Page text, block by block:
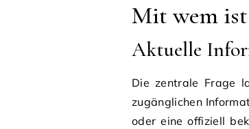
Mit wem
Aktuelle
Die zentrale Frage
zugänglichen
oder eine offiziell